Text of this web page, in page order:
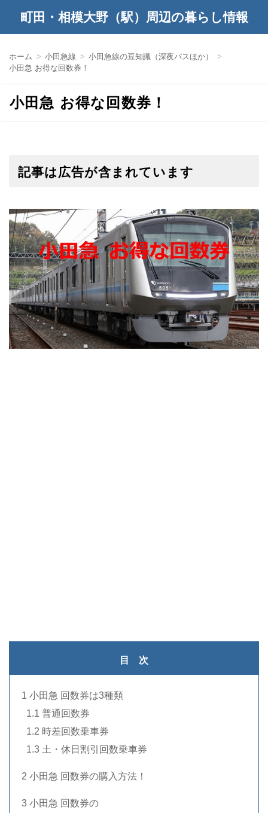
町田・相模大野（駅）周辺の暮らし情報
ホーム 小田急線
小田急線の豆知識（深夜バスほか）
小田急 お得な回数券！
小田急 お得な回数券！
記事は広告が含まれています
目 次
1 小田急 回数券は3種類
1.1 普通回数券
1.2 時差回数乗車券
1.3 土・休日割引回数乗車券
2 小田急 回数券の購入方法！
3 小田急 回数券の